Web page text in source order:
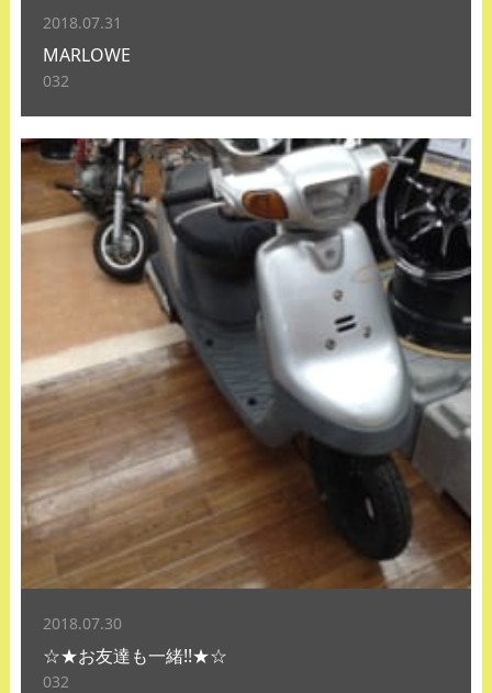
2018.07.31
MARLOWE
032
2018.07.30
☆★お友達も一緒!!★☆
032